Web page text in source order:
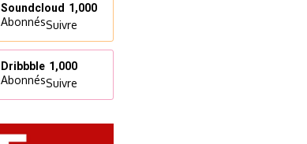
Soundcloud 1,000
AbonnésSuivre
Dribbble 1,000
AbonnésSuivre